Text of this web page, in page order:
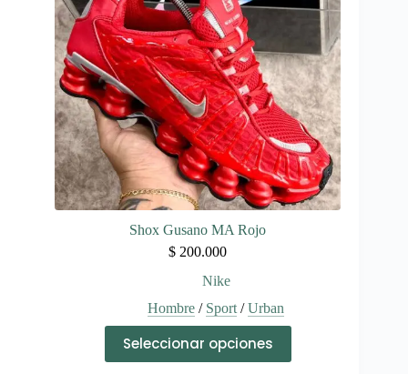
elegir
en
la
página
de
producto
Shox Gusano MA Rojo
$ 200.000
Nike
Hombre / Sport /Urban
Seleccionar opciones
producto
tiene